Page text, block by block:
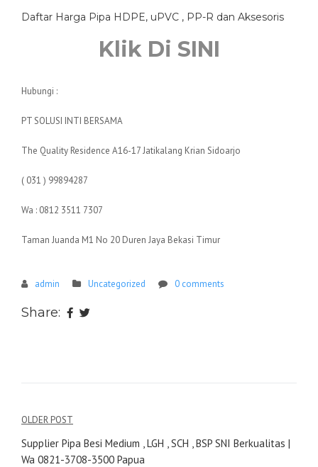
Daftar Harga Pipa HDPE, uPVC , PP-R dan Aksesoris
Klik Di SINI
Hubungi :
PT SOLUSI INTI BERSAMA
The Quality Residence A16-17 Jatikalang Krian Sidoarjo
( 031 ) 99894287
Wa : 0812 3511 7307
Taman Juanda M1 No 20 Duren Jaya Bekasi Timur
admin Uncategorized 0 comments
Share:
Navigasi
pos
OLDER POST
Supplier Pipa Besi Medium , LGH , SCH , BSP SNI Berkualitas |
Wa 0821-3708-3500 Papua